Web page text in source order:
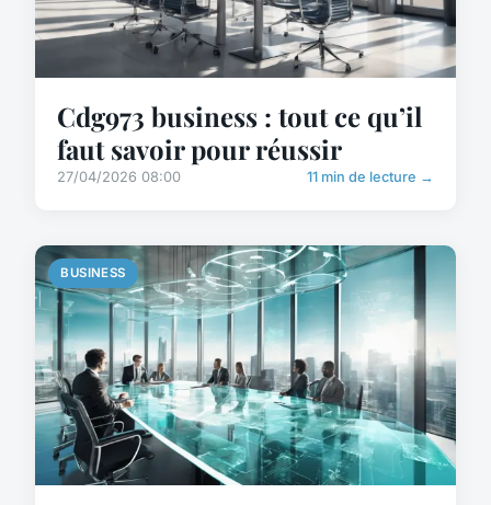
Cdg973 business : tout ce qu’il
faut savoir pour réussir
27/04/2026 08:00 11 min de lecture →
BUSINESS